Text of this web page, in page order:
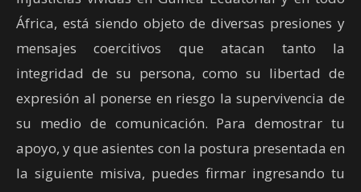
África, está siendo objeto de diversas presiones y
mensajes coercitivos que atacan tanto la
integridad de su persona, como su libertad de
expresión al ponerse en riesgo la supervivencia de
su medio de comunicación. Para demostrar tu
apoyo, y que asientes con la postura presentada en
la siguiente misiva, puedes firmar ingresando tu